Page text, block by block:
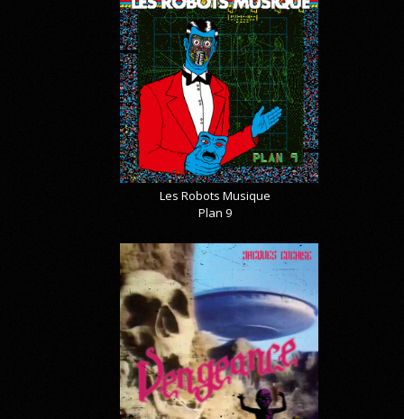
Les Robots Musique
Plan 9